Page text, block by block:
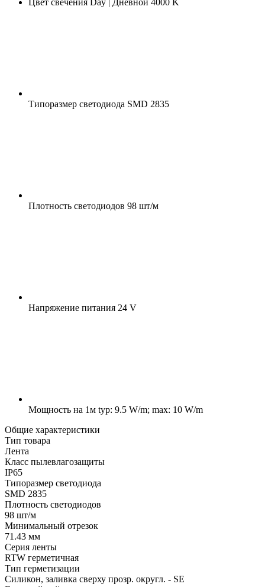
Типоразмер светодиода SMD 2835
Плотность светодиодов 98 шт/м
Напряжение питания 24 V
Мощность на 1м typ: 9.5 W/m; max: 10 W/m
Общие характеристики
Тип товара
Лента
Класс пылевлагозащиты
IP65
Типоразмер светодиода
SMD 2835
Плотность светодиодов
98 шт/м
Минимальный отрезок
71.43 мм
Серия ленты
RTW герметичная
Тип герметизации
Силикон, заливка сверху прозр. округл. - SE